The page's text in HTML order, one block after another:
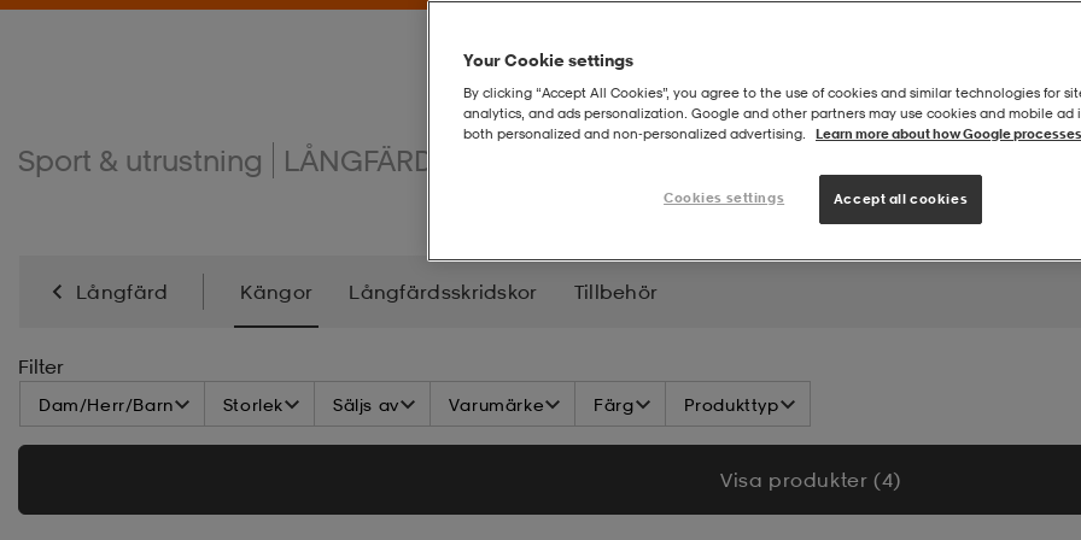
Sport & utrustning LÅNGFÄRD
Långfärd Kängor Långfärdsskridskor Tillbehör
Filter
Dam/Herr/Barn Storlek Säljs av Varumärke Färg Produkttyp
Visa produkter (4)
Your Cookie settings
By clicking “Accept All Cookies”, you agree to the use of cookies and similar technologies for
analytics, and ads personalization. Google and other partners may use cookies and mobile ad
both personalized and non‑personalized advertising.
Learn more about how Google
Cookies settings Accept all cookies